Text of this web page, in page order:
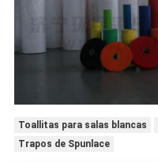
Toallitas para salas blancas
Trapos de Spunlace